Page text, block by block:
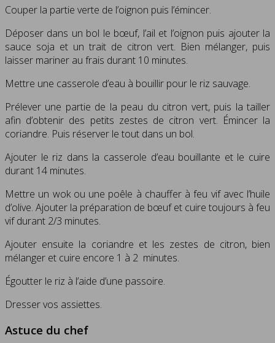
Couper la partie verte de l’oignon puis l’émincer.
Déposer dans un bol le bœuf, l’ail et l’oignon puis ajouter la
sauce soja et un trait de citron vert. Bien mélanger, puis
laisser mariner au frais durant 10 minutes.
Mettre une casserole d’eau à bouillir pour le riz sauvage.
Prélever une partie de la peau du citron vert, puis la tailler
afin d’obtenir des petits zestes de citron vert. Émincer la
coriandre. Puis réserver le tout dans un bol.
Ajouter le riz dans la casserole d’eau bouillante et le cuire
durant 14 minutes.
Mettre un wok ou une poêle à chauffer à feu vif avec l’huile
d’olive. Ajouter la préparation de bœuf et cuire toujours à feu
vif durant 2/3 minutes.
Ajouter ensuite la coriandre et les zestes de citron, bien
mélanger et cuire encore 1 à 2 minutes.
Égoutter le riz à l’aide d’une passoire.
Dresser vos assiettes.
Astuce du chef